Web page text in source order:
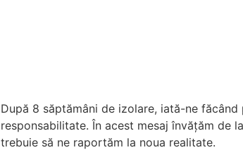
După 8 săptămâni de izolare, iată-ne
responsabilitate. În acest mesaj învățăm de
trebuie să ne raportăm la noua realitate.